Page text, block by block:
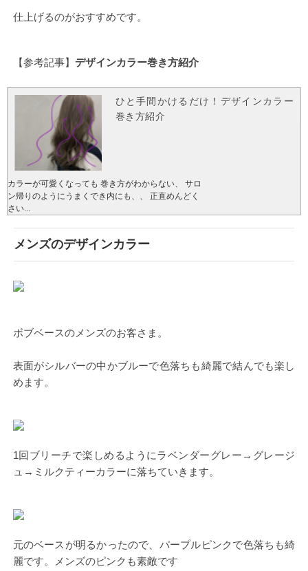
仕上げるのがおすすめです。
【参考記事】 デザインカラー巻き方紹介
ひと手間かけるだけ！デザインカラー
巻き方紹介
カラーが可愛くなっても 巻き方がわからない、 サロ
ン帰りのようにうまくでき内にも、、 正直めんどく
さい...
メンズのデザインカラー
ボブベースのメンズのお客さま。
表面がシルバーの中かブルーで色落ちも綺麗で結んでも楽し
めます。
1回ブリーチで楽しめるようにラベンダーグレー→グレージ
ュ→ミルクティーカラーに落ちていきます。
元のベースが明るかったので、パープルピンクで色落ちも綺
麗です。メンズのピンクも素敵です